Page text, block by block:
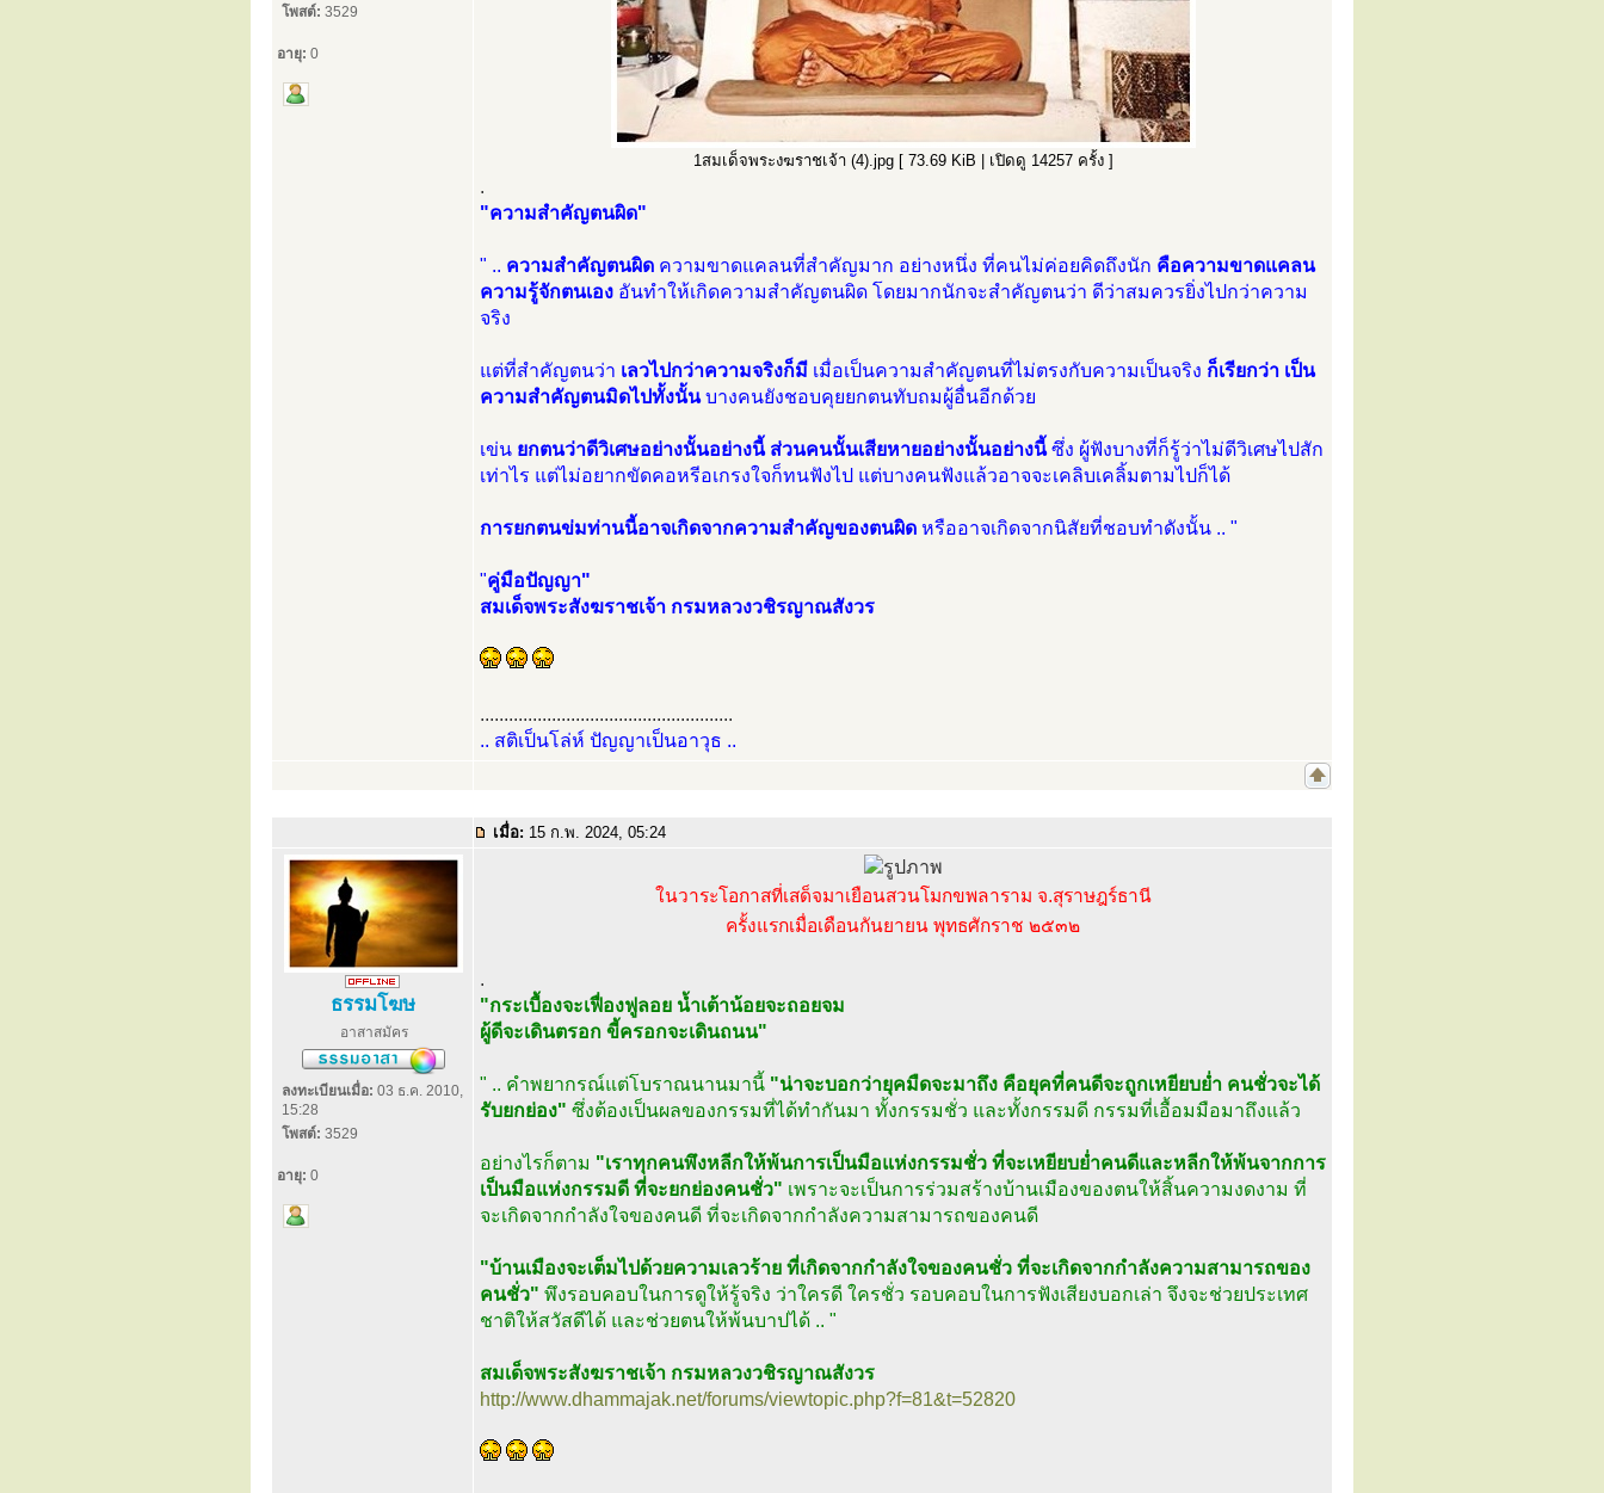
โพสต์: 3529
อายุ: 0
1สมเด็จพระงฆราชเจ้า (4).jpg [ 73.69 KiB | เปิดดู 14257 ครั้ง ]
.
"ความสำคัญตนผิด"
" .. ความสำคัญตนผิด ความขาดแคลนที่สำคัญมาก อย่างหนึ่ง ที่คนไม่ค่อยคิดถึงนัก คือความขาดแคลน
ความรู้จักตนเอง อันทำให้เกิดความสำคัญตนผิด โดยมากนักจะสำคัญตนว่า ดีว่าสมควรยิ่งไปกว่าความ
จริง
แต่ที่สำคัญตนว่า เลวไปกว่าความจริงก็มี เมื่อเป็นความสำคัญตนที่ไม่ตรงกับความเป็นจริง ก็เรียกว่า เป็น
ความสำคัญตนมิดไปทั้งนั้นบางคนยังชอบคุยยกตนทับถมผู้อื่นอีกด้วย
เข่น ยกตนว่าดีวิเศษอย่างนั้นอย่างนี้ ส่วนคนนั้นเสียหายอย่างนั้นอย่างนี้ซึ่ง ผู้ฟังบางที่ก็รู้ว่าไม่ดีวิเศษไปสัก
เท่าไร แต่ไม่อยากขัดคอหรีอเกรงใจก็ทนฟังไป แต่บางคนฟังแล้วอาจจะเคลิบเคลิ้มตามไปก็ได้
การยกตนข่มท่านนี้อาจเกิดจากความสำคัญของตนผิด หรืออาจเกิดจากนิสัยที่ชอบทำดังนั้น .. "
"คู่มือปัญญา"
สมเด็จพระสังฆราชเจ้า กรมหลวงวชิรญาณสังวร
.....................................................
.. สติเป็นโล่ห์ ปัญญาเป็นอาวุธ ..
เมื่อ: 15 ก.พ. 2024, 05:24
ธรรมโฆษ
อาสาสมัคร
ลงทะเบียนเมื่อ: 03 ธ.ค. 2010,
15:28
โพสต์: 3529
อายุ: 0
ในวาระโอกาสที่เสด็จมาเยือนสวนโมกขพลาราม จ.สุราษฎร์ธานี
ครั้งแรกเมื่อเดือนกันยายน พุทธศักราช ๒๕๓๒
.
"กระเบื้องจะเฟื่องฟูลอย น้ำเต้าน้อยจะถอยจม
ผู้ดีจะเดินตรอก ขี้ครอกจะเดินถนน"
" .. คำพยากรณ์แต่โบราณนานมานี้ "น่าจะบอกว่ายุคมืดจะมาถึง คือยุคที่คนดีจะถูกเหยียบย่ำ คนชั่วจะได้
รับยกย่อง" ซึ่งต้องเป็นผลของกรรมที่ได้ทำกันมา ทั้งกรรมชั่ว และทั้งกรรมดี กรรมที่เอื้อมมือมาถึงแล้ว
อย่างไรก็ตาม "เราทุกคนพึงหลีกให้พ้นการเป็นมือแห่งกรรมชั่ว ที่จะเหยียบย่ำคนดีและหลีกให้พ้นจากการ
เป็นมือแห่งกรรมดี ที่จะยกย่องคนชั่ว" เพราะจะเป็นการร่วมสร้างบ้านเมืองของตนให้สิ้นความงดงาม ที่
จะเกิดจากกำลังใจของคนดี ที่จะเกิดจากกำลังความสามารถของคนดี
"บ้านเมืองจะเต็มไปด้วยความเลวร้าย ที่เกิดจากกำลังใจของคนชั่ว ที่จะเกิดจากกำลังความสามารถของ
คนชั่ว" พึงรอบคอบในการดูให้รู้จริง ว่าใครดี ใครชั่ว รอบคอบในการฟังเสียงบอกเล่า จึงจะช่วยประเทศ
ชาติให้สวัสดีได้ และช่วยตนให้พ้นบาปได้ .. "
สมเด็จพระสังฆราชเจ้า กรมหลวงวชิรญาณสังวร
http://www.dhammajak.net/forums/viewtopic.php?f=81&t=52820